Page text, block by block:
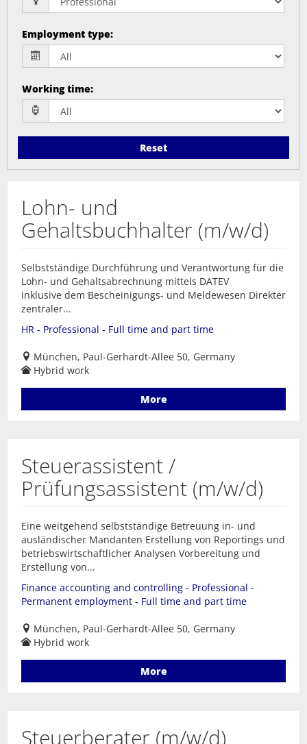
Employment type:
Working time:
Reset
Lohn- und
Gehaltsbuchhalter (m/w/d)
Selbstständige Durchführung und Verantwortung für die
Lohn- und Gehaltsabrechnung mittels DATEV
inklusive dem Bescheinigungs- und Meldewesen Direkter
zentraler...
HR - Professional - Full time and part time
München, Paul-Gerhardt-Allee 50, Germany
Hybrid work
More
Steuerassistent /
Prüfungsassistent (m/w/d)
Eine weitgehend selbstständige Betreuung in- und
ausländischer Mandanten Erstellung von Reportings und
betriebswirtschaftlicher Analysen Vorbereitung und
Erstellung von...
Finance accounting and controlling - Professional -
Permanent employment - Full time and part time
München, Paul-Gerhardt-Allee 50, Germany
Hybrid work
More
Steuerberater (m/w/d)